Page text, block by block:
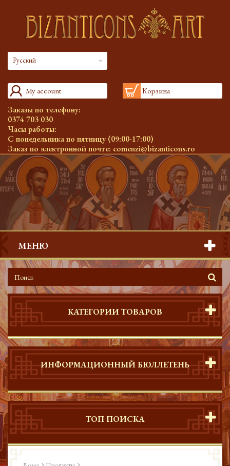
Русский
My account Корзина
Заказы по телефону:
0374 703 030
Часы работы:
С понедельника по пятницу (09:00-17:00)
Заказ по электронной почте: comenzi@bizanticons.ro
МЕНЮ
КАТЕГОРИИ ТОВАРОВ
ИНФОРМАЦИОННЫЙ БЮЛЛЕТЕНЬ
ТОП ПОИСКА